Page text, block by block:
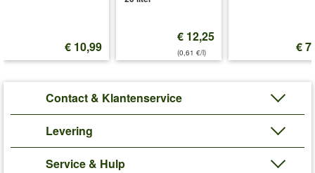
€ 10,99
€ 12,25
(0,61 €/l) €
Contact & Klantenservice
Levering
Service & Hulp